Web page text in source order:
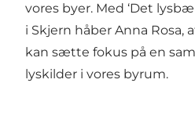
vores byer. Med ‘Det
i Skjern håber Anna Rosa,
kan sætte fokus på en
lyskilder i vores byrum.